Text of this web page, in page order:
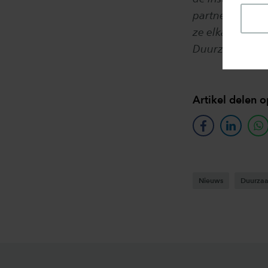
partners
ze elkaar
Duurzaamheid
Artikel delen
facebooklinkedin
Nieuws